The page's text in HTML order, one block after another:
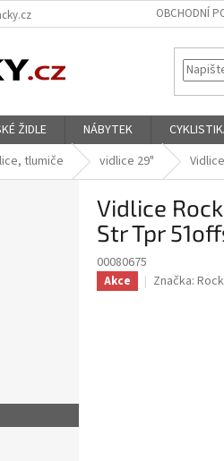
OBCHODNÍ
ŽIDLE NÁBYTEK
tlumiče vidlice 29"
Vidlice
Str Tpr
00080675
Akce Značka: